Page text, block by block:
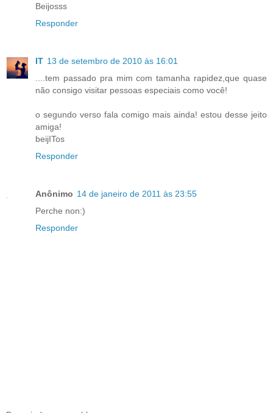
Beijosss
Responder
IT 13 de setembro de 2010 às 16:01
....tem passado pra mim com tamanha rapidez,que quase
não consigo visitar pessoas especiais como você!
o segundo verso fala comigo mais ainda! estou desse jeito
amiga!
beijITos
Responder
Anônimo 14 de janeiro de 2011 às 23:55
Perche non:)
Responder